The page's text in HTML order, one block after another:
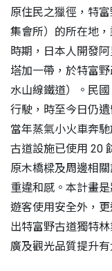
原住民之獵徑，特
集會所）的所在地
時期，日本人開發
塔加一帶，於特富
水山線鐵道）。民
行駛，時至今日仍
當年蒸氣小火車奔
古道設施已使用 20
原木橋樑及周邊相
重違和感。本計畫
遊客使用安全外，
出特富野古道獨特
廣及觀光品質提升有